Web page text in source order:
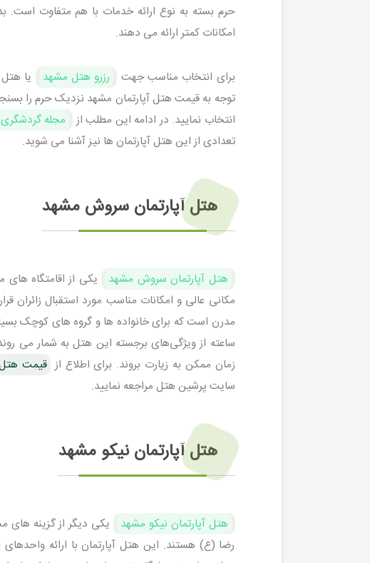
حرم بسته به نوع ارائه خدمات با هم متفاوت است.
امکانات کمتر ارائه می دهند.
برای انتخاب مناسب جهت رزرو هتل مشهد
یا
توجه به قیمت هتل آپارتمان مشهد نزدیک حرم را
انتخاب نمایید. در ادامه این مطلب از
مجله
تعدادی از این هتل آپارتمان ها نیز آشنا می شوید.
هتل آپارتمان سروش مشهد
هتل آپارتمان سروش مشهد
یکی از اقامتگاه‌
مکانی عالی و امکانات مناسب مورد استقبال زائران
ساعته از ویژگی‌های برجسته این هتل به شمار می‌
زمان ممکن به زیارت بروند. برای اطلاع از قیمت
سایت پرشین هتل مراجعه نمایید.
هتل آپارتمان نیکو مشهد
هتل آپارتمان نیکو مشهد
یکی دیگر از گزینه‌ های
رضا (ع) هستند. این هتل آپارتمان با ارائه